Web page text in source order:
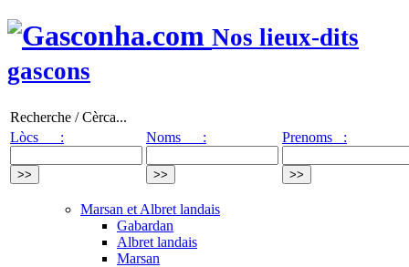
Nos lieux-dits
gascons
Recherche / Cèrca...
Lòcs :
Noms : Prenoms :
Marsan et Albret landais
Gabardan
Albret landais
Marsan